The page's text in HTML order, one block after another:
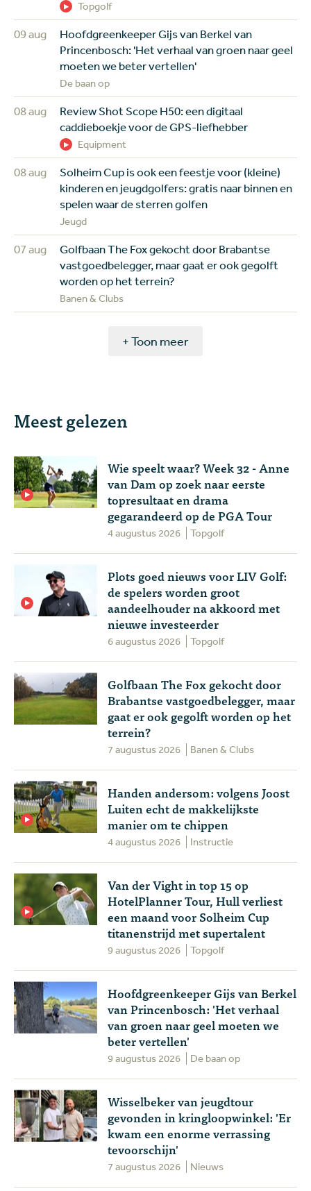
Topgolf
09 aug
Hoofdgreenkeeper Gijs van Berkel van
Princenbosch: 'Het verhaal van groen naar geel
moeten we beter vertellen'
De baan op
08 aug
Review Shot Scope H50: een digitaal
caddieboekje voor de GPS-liefhebber
Equipment
08 aug
Solheim Cup is ook een feestje voor (kleine)
kinderen en jeugdgolfers: gratis naar binnen en
spelen waar de sterren golfen
Jeugd
07 aug
Golfbaan The Fox gekocht door Brabantse
vastgoedbelegger, maar gaat er ook gegolft
worden op het terrein?
Banen & Clubs
+ Toon meer
Meest gelezen
Wie speelt waar? Week 32 - Anne
van Dam op zoek naar eerste
topresultaat en drama
gegarandeerd op de PGA Tour
4 augustus 2026 Topgolf
Plots goed nieuws voor LIV Golf:
de spelers worden groot
aandeelhouder na akkoord met
nieuwe investeerder
6 augustus 2026 Topgolf
Golfbaan The Fox gekocht door
Brabantse vastgoedbelegger, maar
gaat er ook gegolft worden op het
terrein?
7 augustus 2026 Banen & Clubs
Handen andersom: volgens Joost
Luiten echt de makkelijkste
manier om te chippen
4 augustus 2026 Instructie
Van der Vight in top 15 op
HotelPlanner Tour, Hull verliest
een maand voor Solheim Cup
titanenstrijd met supertalent
9 augustus 2026 Topgolf
Hoofdgreenkeeper Gijs van Berkel
van Princenbosch: 'Het verhaal
van groen naar geel moeten we
beter vertellen'
9 augustus 2026 De baan op
Wisselbeker van jeugdtour
gevonden in kringloopwinkel: 'Er
kwam een enorme verrassing
tevoorschijn'
7 augustus 2026 Nieuws